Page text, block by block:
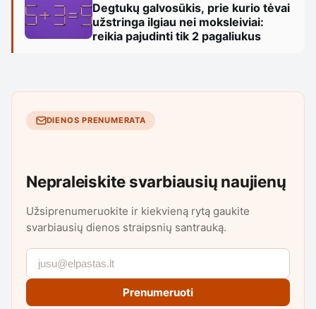
Degtukų galvosūkis, prie kurio tėvai
užstringa ilgiau nei moksleiviai:
reikia pajudinti tik 2 pagaliukus
DIENOS PRENUMERATA
Nepraleiskite svarbiausių naujienų
Užsiprenumeruokite ir kiekvieną rytą gaukite
svarbiausių dienos straipsnių santrauką.
Prenumeruoti